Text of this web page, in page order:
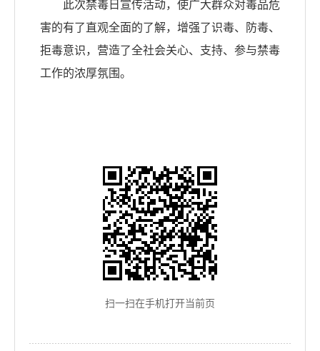
此次禁毒日宣传活动，使广大群众对毒品危
害的有了直观全面的了解，增强了识毒、防毒、
拒毒意识，营造了全社会关心、支持、参与禁毒
工作的浓厚氛围。
扫一扫在手机打开当前页